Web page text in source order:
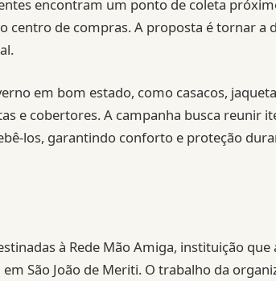
encontram um ponto de coleta
centro de compras. A proposta é tornar a
em bom estado, como casacos,
e cobertores. A campanha busca reunir
los, garantindo conforto e proteção
à Rede Mão Amiga, instituição
São João de Meriti. O trabalho da